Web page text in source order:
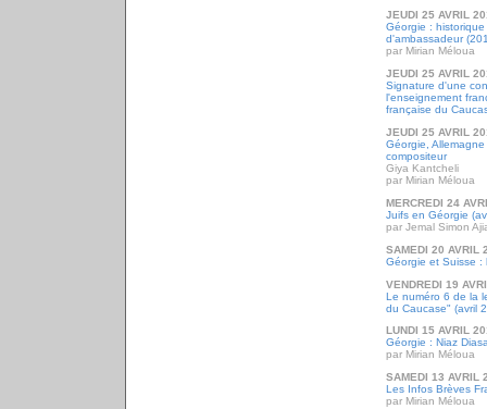
JEUDI 25 AVRIL
Géorgie :
d'ambassadeur
par Mirian Méloua
JEUDI 25 AVRIL
Signature d'une
l'enseignement
française du
JEUDI 25 AVRIL
Géorgie,
compositeur
Giya Kantcheli
par Mirian Méloua
MERCREDI 24
Juifs en Géorgie
par Jemal Simon
SAMEDI 20 AVRIL
Géorgie et Suisse :
VENDREDI 19
Le numéro 6 de la
du Caucase" (avril
LUNDI 15 AVRIL
Géorgie : Niaz
par Mirian Méloua
SAMEDI 13 AVRIL
Les Infos Brèves
par Mirian Méloua